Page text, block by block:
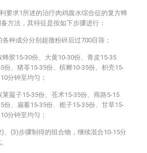
要求1所述的治疗肉鸡腹水综合征的复方蜂
方法，其特征是按如下步骤进行：
各种成分分别超微粉碎后过700目筛；
蜂胶15-30份、大黄10-30份、青皮15-35
份、猪苓15-35份、槟榔10-35份、枳壳15-
分钟至均匀；
莱菔子15-35份、苍术15-35份、商路5-15
份、扁蓄15-35份、栀子15-35份、甘草15-
分钟至均匀；
、(3)步骤制得的组合物，继续混合10-15分